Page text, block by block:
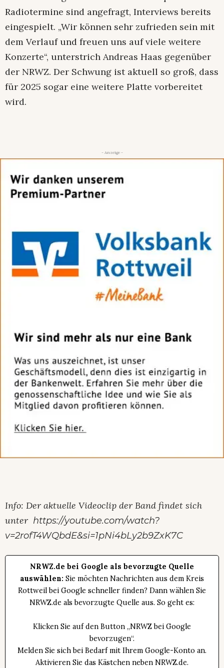
Radiotermine sind angefragt, Interviews bereits
eingespielt. „Wir können sehr zufrieden sein mit
dem Verlauf und freuen uns auf viele weitere
Konzerte“, unterstrich Andreas Haas gegenüber
der NRWZ. Der Schwung ist aktuell so groß, dass
für 2025 sogar eine weitere Platte vorbereitet
wird.
- Anzeige -
Info: Der aktuelle Videoclip der Band findet sich
unter https://youtube.com/watch?
v=2rofT4WQbdE&si=1pNi4bLy2b9ZxK7C
NRWZ.de bei Google als bevorzugte Quelle
auswählen: Sie möchten Nachrichten aus dem Kreis
Rottweil bei Google schneller finden? Dann wählen Sie
NRWZ.de als bevorzugte Quelle aus. So geht es:
Klicken Sie auf den Button „NRWZ bei Google
bevorzugen“.
Melden Sie sich bei Bedarf mit Ihrem Google-Konto an.
Aktivieren Sie das Kästchen neben NRWZ.de.